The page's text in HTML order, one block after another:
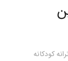
کودکانه